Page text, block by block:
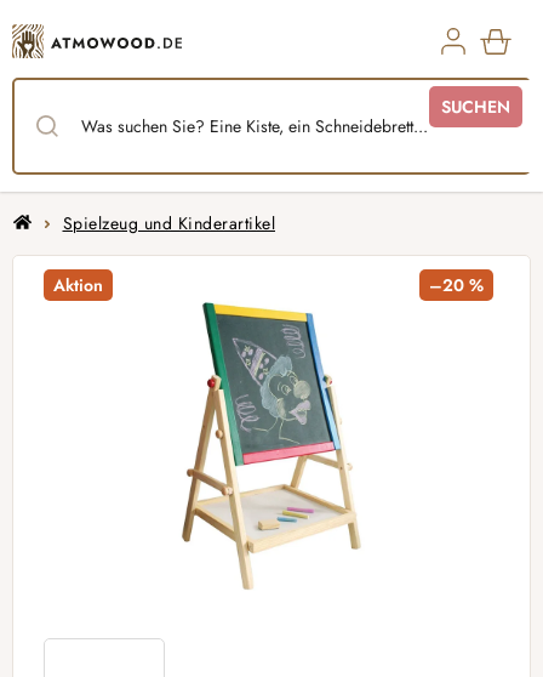
Inhalt
springen
SUCHEN
StartseiteSpielzeug und Kinderartikel
Aktion –20 %